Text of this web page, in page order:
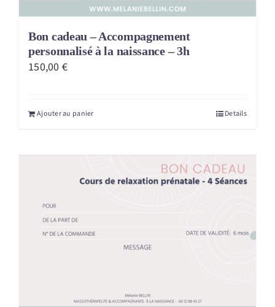
Bon cadeau – Accompagnement
personnalisé à la naissance – 3h
150,00 €
Ajouter au panier Details